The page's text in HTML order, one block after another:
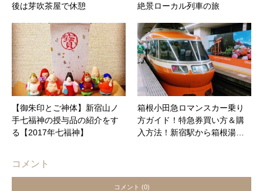
後は芽吹茶屋で休憩
絶景ローカル列車の旅
【御朱印とご神体】新宿山ノ
手七福神の授与品の紹介をす
る【2017年七福神】
箱根小田急ロマンスカー乗り
方ガイド！特急券買い方＆購
入方法！新宿駅から箱根湯…
コメント
コメント (0)